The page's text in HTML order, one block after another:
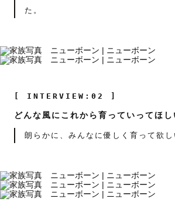
た。
[ INTERVIEW:02 ]
どんな風にこれから育っていってほし
朗らかに、みんなに優しく育って欲し